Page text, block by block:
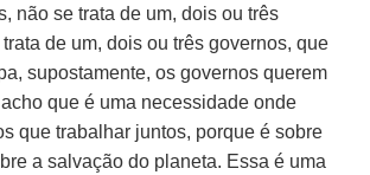
não se trata de um, dois ou três
de um, dois ou três governos, que
supostamente, os governos querem
que é uma necessidade onde
que trabalhar juntos, porque é sobre
a salvação do planeta. Essa é uma